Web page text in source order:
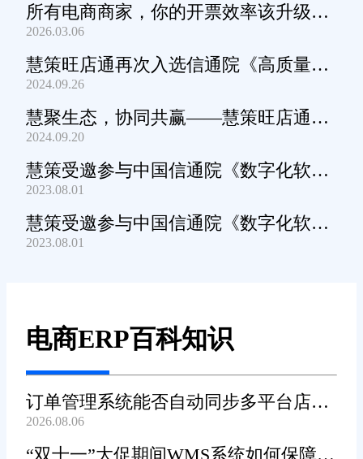
所有电商商家，你的开票效率该升级
了！
2026.03.06
慧策旺店通再次入选信通院《高质量数
字化转型产品及服务全景图》
2024.09.26
慧聚生态，协同共赢——慧策旺店通生
态交流会深圳站圆满举办
2024.09.20
慧策受邀参与中国信通院《数字化软件
产品及服务能力》规范编制工作
2023.08.01
慧策受邀参与中国信通院《数字化软件
产品及服务能力》规范编制工作
2023.08.01
电商ERP百科知识
订单管理系统能否自动同步多平台店铺
订单?
2026.08.06
“双十一”大促期间WMS系统如何保障发